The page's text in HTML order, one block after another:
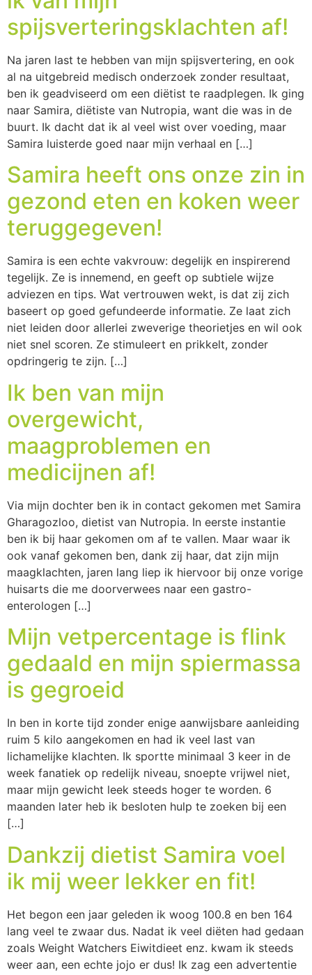
spijsverteringsklachten af!
Na jaren last te hebben van mijn spijsvertering, en ook
al na uitgebreid medisch onderzoek zonder resultaat,
ben ik geadviseerd om een diëtist te raadplegen. Ik ging
naar Samira, diëtiste van Nutropia, want die was in de
buurt. Ik dacht dat ik al veel wist over voeding, maar
Samira luisterde goed naar mijn verhaal en […]
Samira heeft ons onze zin in
gezond eten en koken weer
teruggegeven!
Samira is een echte vakvrouw: degelijk en inspirerend
tegelijk. Ze is innemend, en geeft op subtiele wijze
adviezen en tips. Wat vertrouwen wekt, is dat zij zich
baseert op goed gefundeerde informatie. Ze laat zich
niet leiden door allerlei zweverige theorietjes en wil ook
niet snel scoren. Ze stimuleert en prikkelt, zonder
opdringerig te zijn. […]
Ik ben van mijn
overgewicht,
maagproblemen en
medicijnen af!
Via mijn dochter ben ik in contact gekomen met Samira
Gharagozloo, dietist van Nutropia. In eerste instantie
ben ik bij haar gekomen om af te vallen. Maar waar ik
ook vanaf gekomen ben, dank zij haar, dat zijn mijn
maagklachten, jaren lang liep ik hiervoor bij onze vorige
huisarts die me doorverwees naar een gastro-
enterologen […]
Mijn vetpercentage is flink
gedaald en mijn spiermassa
is gegroeid
In ben in korte tijd zonder enige aanwijsbare aanleiding
ruim 5 kilo aangekomen en had ik veel last van
lichamelijke klachten. Ik sportte minimaal 3 keer in de
week fanatiek op redelijk niveau, snoepte vrijwel niet,
maar mijn gewicht leek steeds hoger te worden. 6
maanden later heb ik besloten hulp te zoeken bij een
[…]
Dankzij dietist Samira voel
ik mij weer lekker en fit!
Het begon een jaar geleden ik woog 100.8 en ben 164
lang veel te zwaar dus. Nadat ik veel diëten had gedaan
zoals Weight Watchers Eiwitdieet enz. kwam ik steeds
weer aan, een echte jojo er dus! Ik zag een advertentie